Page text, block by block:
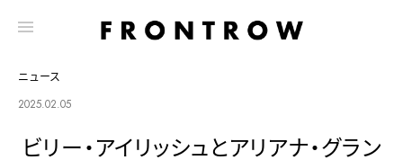
ニュース
2025.02.05
ビリー・アイリッシュとアリアナ・グラン